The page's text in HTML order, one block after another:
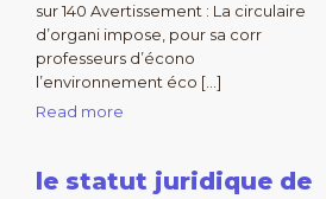
sur 140 Avertissement : La circulaire
d’organi impose, pour sa corr
professeurs d’écono
l’environnement éco […]
Read more
le statut juridique de